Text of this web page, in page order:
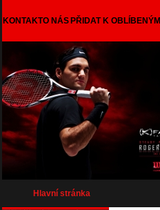
KONTAKTO NÁS PŘIDAT K OBLÍBENÝM
Hlavní stránka